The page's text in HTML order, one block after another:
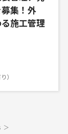
集！外
施工管理
）
＞